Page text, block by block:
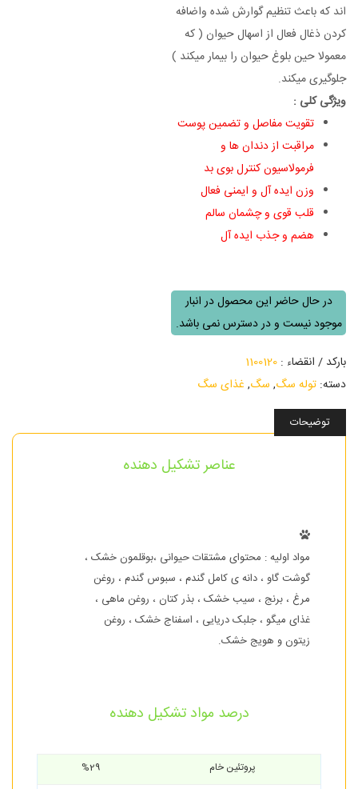
اند که باعث تنظیم گوارش شده واضافه
کردن ذغال فعال از اسهال حیوان ( که
معمولا حین بلوغ حیوان را بیمار میکند )
جلوگیری میکند.
ویژگی کلی :
تقویت مفاصل و تضمین پوست
مراقبت از دندان ها و
فرمولاسیون کنترل بوی بد
وزن ایده آل و ایمنی فعال
قلب قوی و چشمان سالم
هضم و جذب ایده آل
در حال حاضر این محصول در انبار
موجود نیست و در دسترس نمی باشد.
بارکد / انقضاء :1100120
دسته:توله سگ, سگ, غذای سگ
توضیحات
عناصر تشکیل دهنده
مواد اولیه : محتوای مشتقات حیوانی ،بوقلمون خشک ،
گوشت گاو ، دانه ی کامل گندم ، سبوس گندم ، روغن
مرغ ، برنج ، سیب خشک ، بذر کتان ، روغن ماهی ،
غذای میگو ، جلبک دریایی ، اسفناج خشک ، روغن
زیتون و هویج خشک.
درصد مواد تشکیل دهنده
پروتئین خام
%29